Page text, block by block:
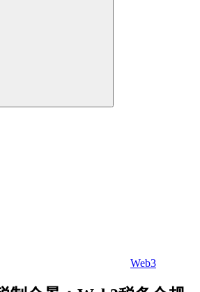
Web3